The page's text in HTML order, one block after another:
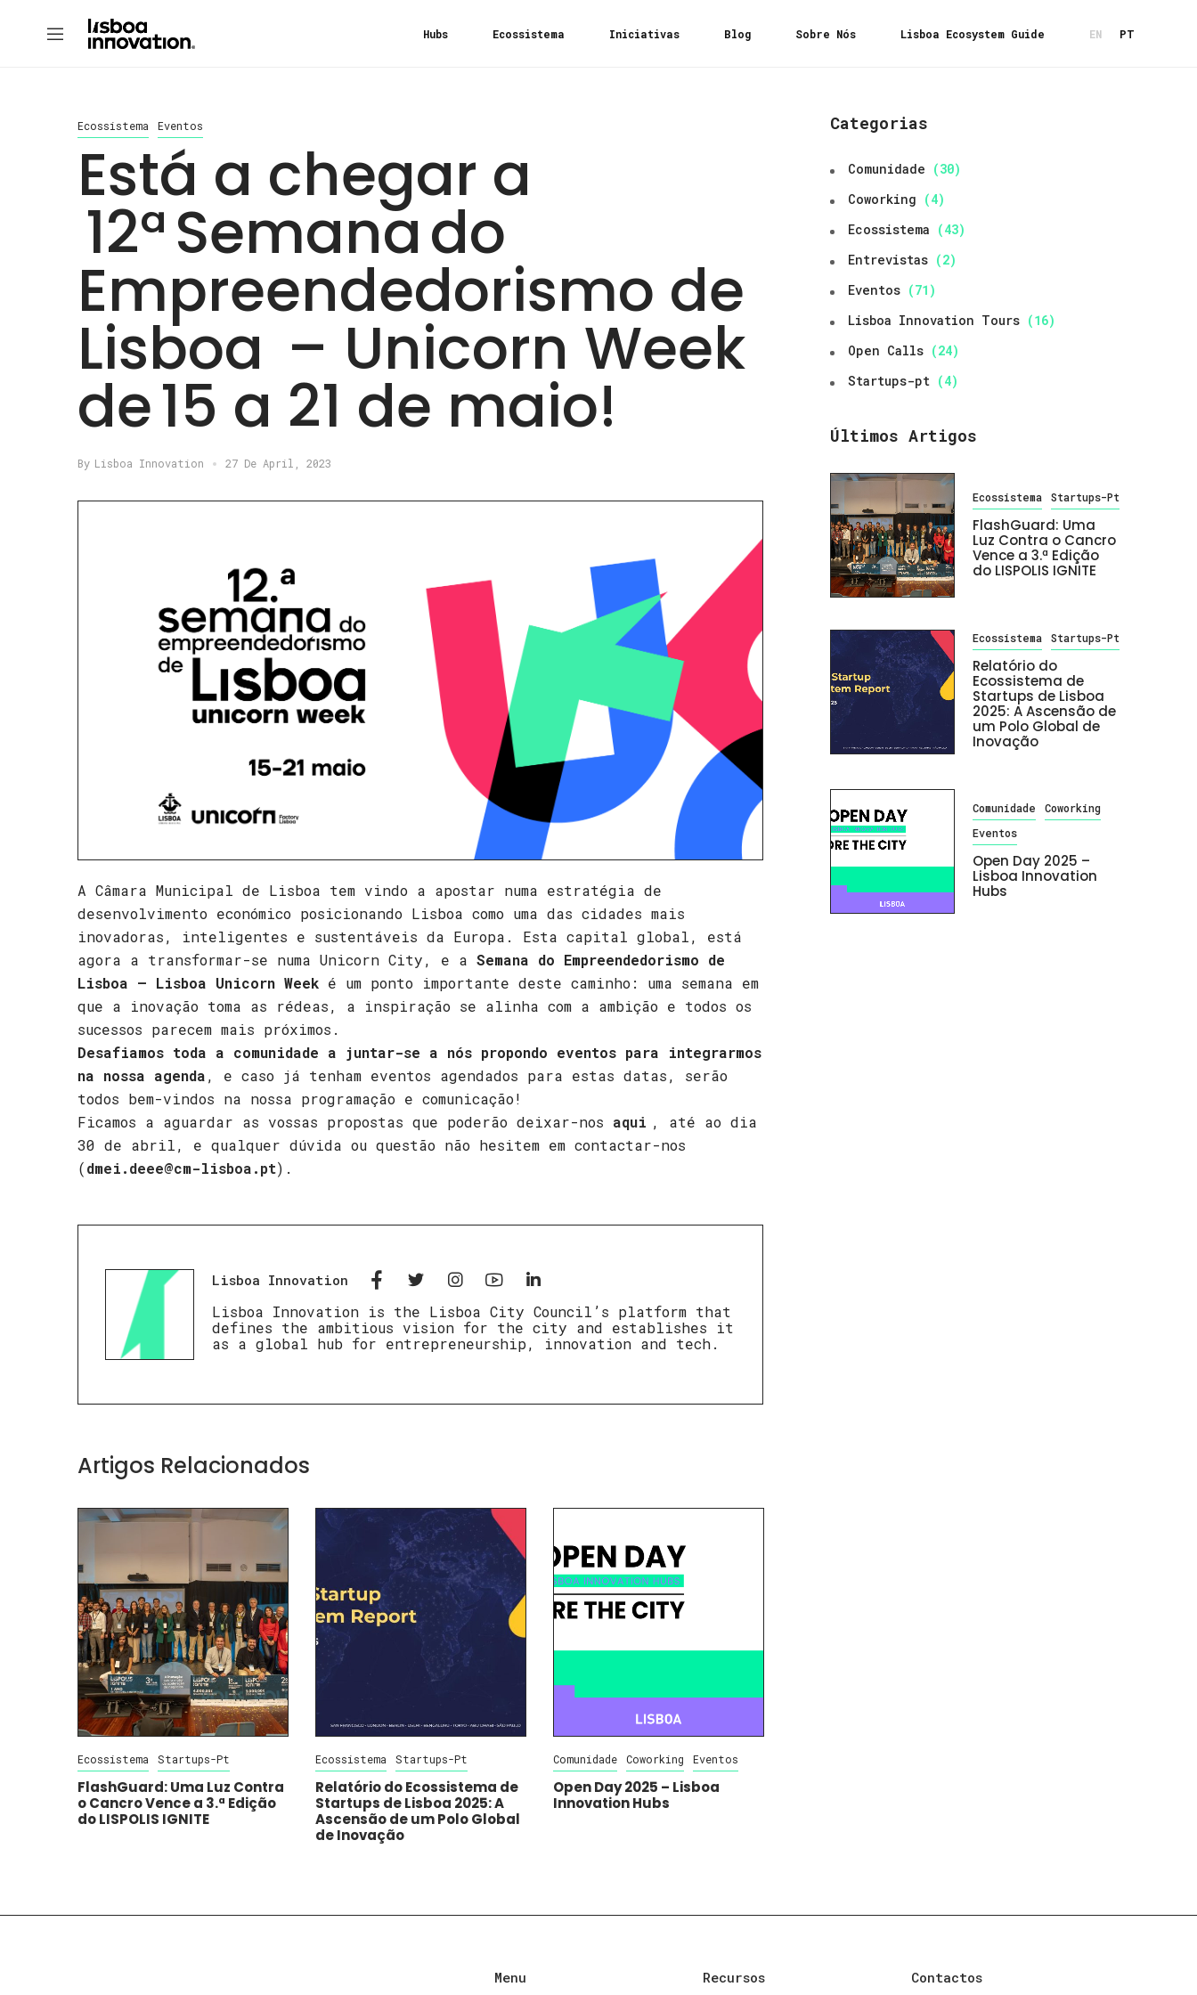
Hubs Ecossistema Iniciativas Blog Sobre Nós Lisboa Ecosystem Guide EN PT
Ecossistema Eventos
Está a chegar a
12ª Semana do
Empreendedorismo de
Lisboa – Unicorn Week
de 15 a 21 de maio!
By Lisboa Innovation 27 De April, 2023
A Câmara Municipal de Lisboa tem vindo a apostar numa estratégia de
desenvolvimento económico posicionando Lisboa como uma das cidades mais
inovadoras, inteligentes e sustentáveis da Europa. Esta capital global, está
agora a transformar-se numa Unicorn City, e a Semana do Empreendedorismo de
Lisboa – Lisboa Unicorn Week é um ponto importante deste caminho: uma semana em
que a inovação toma as rédeas, a inspiração se alinha com a ambição e todos os
sucessos parecem mais próximos.
Desafiamos toda a comunidade a juntar-se a nós propondo eventos para integrarmos
na nossa agenda, e caso já tenham eventos agendados para estas datas, serão
todos bem-vindos na nossa programação e comunicação!
Ficamos a aguardar as vossas propostas que poderão deixar-nos aqui , até ao dia
30 de abril, e qualquer dúvida ou questão não hesitem em contactar-nos
(dmei.deee@cm-lisboa.pt).
Lisboa Innovation
Lisboa Innovation is the Lisboa City Council’s platform that
defines the ambitious vision for the city and establishes it
as a global hub for entrepreneurship, innovation and tech.
Artigos Relacionados
Ecossistema Startups-Pt
FlashGuard: Uma Luz Contra
o Cancro Vence a 3.ª Edição
do LISPOLIS IGNITE
Ecossistema Startups-Pt
Relatório do Ecossistema de
Startups de Lisboa 2025: A
Ascensão de um Polo Global
de Inovação
Comunidade Coworking Eventos
Open Day 2025 – Lisboa
Innovation Hubs
Categorias
Comunidade (30)
Coworking (4)
Ecossistema (43)
Entrevistas (2)
Eventos (71)
Lisboa Innovation Tours (16)
Open Calls (24)
Startups-pt (4)
Últimos Artigos
Ecossistema Startups-Pt
FlashGuard: Uma
Luz Contra o Cancro
Vence a 3.ª Edição
do LISPOLIS IGNITE
Ecossistema Startups-Pt
Relatório do
Ecossistema de
Startups de Lisboa
2025: A Ascensão de
um Polo Global de
Inovação
Comunidade
Coworking
Eventos
Open Day 2025 –
Lisboa Innovation
Hubs
Menu Recursos Contactos